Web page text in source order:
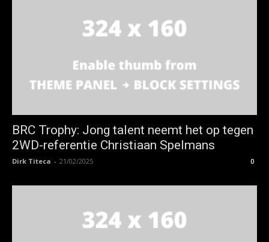
BRC Trophy: Jong talent neemt het op tegen
2WD-referentie Christiaan Spelmans
Dirk Titeca - 21/02/2025 0